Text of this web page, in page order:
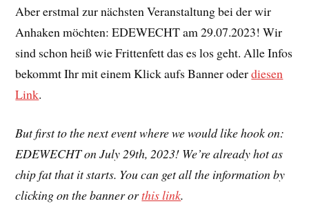
Aber erstmal zur nächsten Veranstaltung bei der wir
Anhaken möchten: EDEWECHT am 29.07.2023! Wir
sind schon heiß wie Frittenfett das es los geht. Alle Infos
bekommt Ihr mit einem Klick aufs Banner oderdiesen
Link.
But first to the next event where we would like hook on:
EDEWECHT on July 29th, 2023! We’re already hot as
chip fat that it starts. You can get all the information by
clicking on the banner orthis link.